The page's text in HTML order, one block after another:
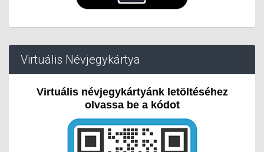
Virtuális Névjegykártya
Virtuális névjegykártyánk letöltéséhez
olvassa be a kódot